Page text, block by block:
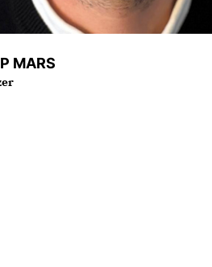
MARS